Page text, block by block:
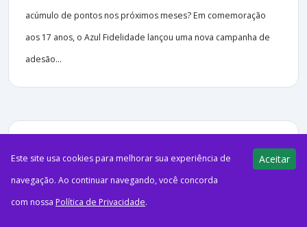
acúmulo de pontos nos próximos meses? Em comemoração
aos 17 anos, o Azul Fidelidade lançou uma nova campanha de
adesão...
05/08/2026
TAP Miles&Go passa a permitir
acúmulo de milhas em reservas no
Este site usa cookies para melhorar sua experiência de
navegação. Ao continuar navegando, você concorda
com nossa Política de Privacidade.
Aceitar